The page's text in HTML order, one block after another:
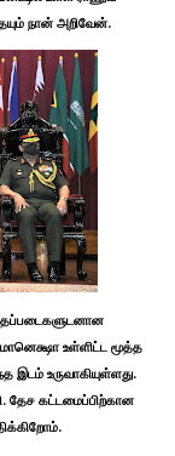
நான் அறிவேன்.
உள்ளிட்ட மூத்த
இடம் உருவாகியுள்ளது.
தேச கட்டமைப்பிற்கான